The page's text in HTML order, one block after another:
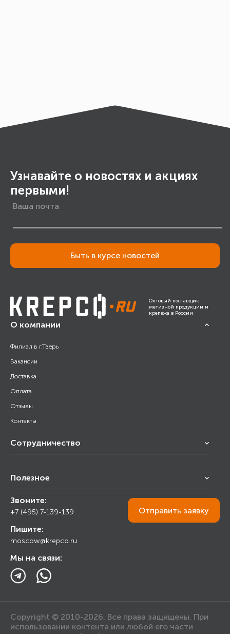
Узнавайте о новостях и акциях
первыми!
Быть в курсе новостей
Оптовый поставщик
метизной продукции и
крепежа в России
О компании
Филиал в г.Тверь
Вакансии
Доставка
Оплата
Отзывы
Контакты
Сотрудничество
Снабжение строительства
Торговым организациям
Полезное
Калькулятор
Прайс лист
Ответы на вопросы
Блог
Звоните:
+7 (495) 7-139-139
Пишите:
moscow@krepco.ru
Мы на связи:
Отправить заявку
Copyright © 2010-2026. Все права защищены. При
использовании контента или любой его части